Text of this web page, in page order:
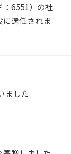
：6551）の社
に選任されま
ました